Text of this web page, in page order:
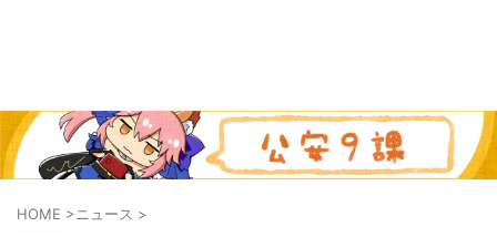
HOME >ニュース >